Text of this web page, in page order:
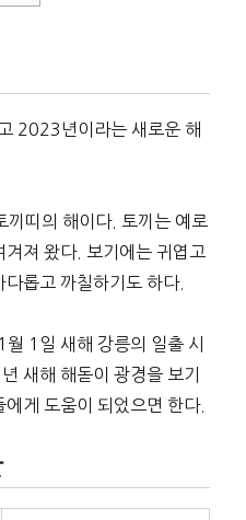
2023년이라는 새로운 해
띠의 해이다. 토끼는 예로
져 왔다. 보기에는 귀엽고
롭고 까칠하기도 하다.
1일 새해 강릉의 일출 시
새해 해돋이 광경을 보기
게 도움이 되었으면 한다.